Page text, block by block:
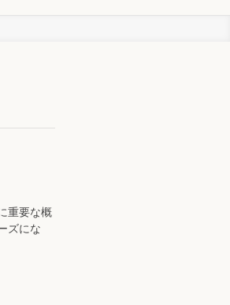
重要な概
ズにな